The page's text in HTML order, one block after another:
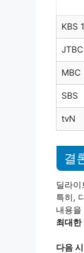
KBS
JTBC
MBC
SBS
tvN
결
딜라
특히,
내용
최대한
다음